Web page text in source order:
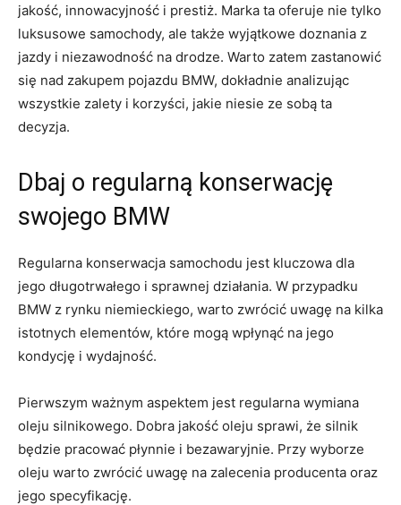
jakość, innowacyjność i prestiż. ⁣Marka ⁣ta oferuje nie tylko
luksusowe samochody, ‌ale także wyjątkowe doznania z
jazdy i niezawodność na drodze. Warto zatem zastanowić
się nad zakupem pojazdu​ BMW, dokładnie analizując
‍wszystkie⁢ zalety i korzyści, jakie niesie ze sobą ta
decyzja.
Dbaj o regularną konserwację
swojego ‍BMW
Regularna konserwacja samochodu jest kluczowa dla
jego długotrwałego i sprawnej działania. W przypadku
BMW z rynku⁢ niemieckiego, warto‍ zwrócić uwagę na kilka
istotnych elementów,⁣ które mogą wpłynąć na jego
kondycję i wydajność.
Pierwszym ​ważnym aspektem jest regularna wymiana
oleju silnikowego. Dobra jakość oleju sprawi, że silnik
będzie​ pracować płynnie i bezawaryjnie. Przy‍ wyborze
oleju warto zwrócić uwagę na zalecenia producenta oraz​
jego specyfikację.